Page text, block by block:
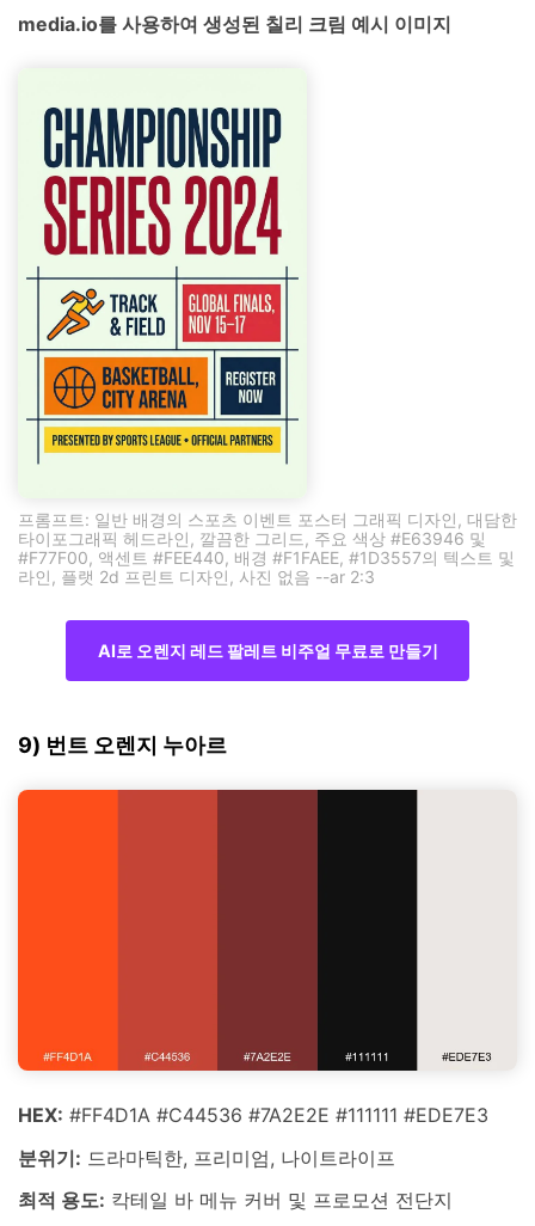
media.io를 사용하여 생성된 칠리 크림 예시 이미지
프롬프트: 일반 배경의 스포츠 이벤트 포스터 그래픽 디자인, 대담한
타이포그래픽 헤드라인, 깔끔한 그리드, 주요 색상 #E63946 및
#F77F00, 액센트 #FEE440, 배경 #F1FAEE, #1D3557의 텍스트 및
라인, 플랫 2d 프린트 디자인, 사진 없음 --ar 2:3
AI로 오렌지 레드 팔레트 비주얼 무료로 만들기
9) 번트 오렌지 누아르
HEX: #FF4D1A #C44536 #7A2E2E #111111 #EDE7E3
분위기: 드라마틱한, 프리미엄, 나이트라이프
최적 용도: 칵테일 바 메뉴 커버 및 프로모션 전단지